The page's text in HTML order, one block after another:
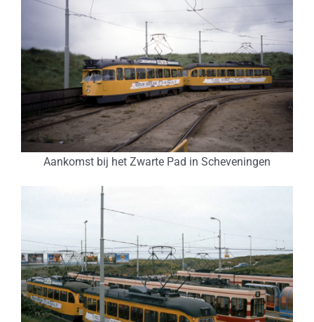
Aankomst bij het Zwarte Pad in Scheveningen